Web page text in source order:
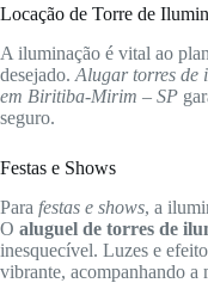
Locação de Torre de
A iluminação é vital ao
desejado. Alugar torres de
em Biritiba-Mirim – SP
seguro.
Festas e Shows
Para festas e shows, a
O aluguel de torres de
inesquecível. Luzes e
vibrante, acompanhando a